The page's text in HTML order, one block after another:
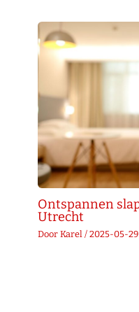
Ontspannen
Utrecht
DoorKarel/2025-05-